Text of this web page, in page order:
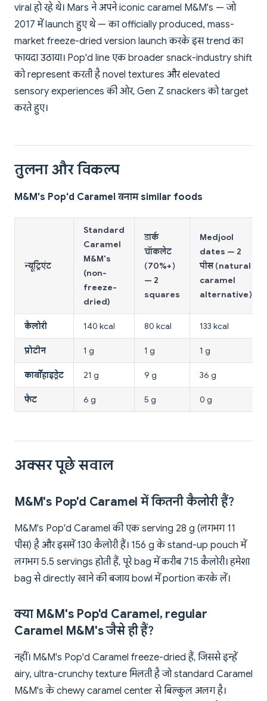
viral हो रहे थे। Mars ने अपने iconic caramel M&M's — जो
2017 में launch हुए थे — का officially produced, mass-
market freeze-dried version launch करके इस trend का
फायदा उठाया। Pop'd line एक broader snack-industry shift
को represent करती है novel textures और elevated
sensory experiences की ओर, Gen Z snackers को target
करते हुए।
तुलना और विकल्प
M&M's Pop'd Caramel बनाम similar foods
न्यूट्रिएंट
Standard
Caramel
M&M's
(non-
freeze-
dried)
डार्क
चॉकलेट
(70%+)
— 2
squares
Medjool
dates — 2
पीस (natural
caramel
alternative)
कैलोरी 140 kcal 80 kcal 133 kcal
प्रोटीन 1 g 1 g 1 g
कार्बोहाइड्रेट 21 g 9 g 36 g
फैट 6 g 5 g 0 g
अक्सर पूछे सवाल
M&M's Pop'd Caramel में कितनी कैलोरी हैं?
M&M's Pop'd Caramel की एक serving 28 g (लगभग 11
पीस) है और इसमें 130 कैलोरी हैं। 156 g के stand-up pouch में
लगभग 5.5 servings होती हैं, पूरे bag में करीब 715 कैलोरी। हमेशा
bag से directly खाने की बजाय bowl में portion करके लें।
क्या M&M's Pop'd Caramel, regular
Caramel M&M's जैसे ही हैं?
नहीं। M&M's Pop'd Caramel freeze-dried हैं, जिससे इन्हें
airy, ultra-crunchy texture मिलती है जो standard Caramel
M&M's के chewy caramel center से बिल्कुल अलग है।